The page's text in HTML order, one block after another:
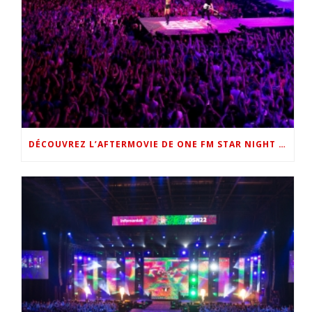
DÉCOUVREZ L’AFTERMOVIE DE ONE FM STAR NIGHT 2022 !